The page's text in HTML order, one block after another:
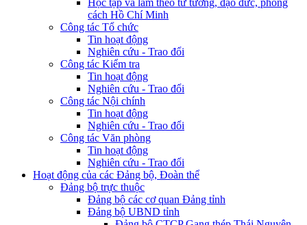
cách Hồ Chí Minh
Công tác Tổ chức
Tin hoạt động
Nghiên cứu - Trao đổi
Công tác Kiểm tra
Tin hoạt động
Nghiên cứu - Trao đổi
Công tác Nội chính
Tin hoạt động
Nghiên cứu - Trao đổi
Công tác Văn phòng
Tin hoạt động
Nghiên cứu - Trao đổi
Hoạt động của các Đảng bộ, Đoàn thể
Đảng bộ trực thuộc
Đảng bộ các cơ quan Đảng tỉnh
Đảng bộ UBND tỉnh